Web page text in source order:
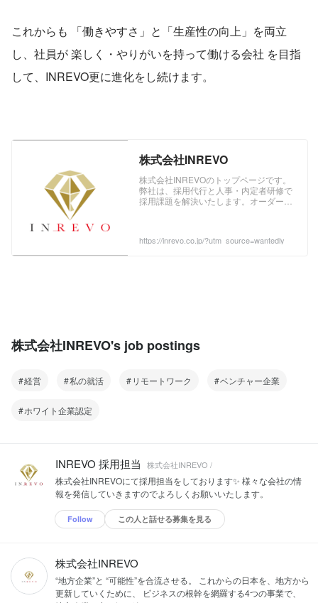
これからも 「働きやすさ」と「生産性の向上」を両立
し、社員が 楽しく・やりがいを持って働ける会社 を目指
して、INREVO更に進化をし続けます。
株式会社INREVO
株式会社INREVOのトップページです。
弊社は、採用代行と人事・内定者研修で
採用課題を解決いたします。オーダーメ
い、ホテル業界の無人化・省人化をサポ
https://inrevo.co.jp/?utm_source=wantedly
株式会社INREVO's job postings
経営 私の就活 リモートワーク ベンチャー企業
ホワイト企業認定
INREVO 採用担当 株式会社INREVO /
株式会社INREVOにて採用担当をしております✨ 様々な会社の情
報を発信していきますのでよろしくお願いいたします。
Follow この人と話せる募集を見る
株式会社INREVO
“地方企業”と “可能性”を合流させる。 これからの日本を、地方から
更新していくために、 ビジネスの根幹を網羅する4つの事業で、